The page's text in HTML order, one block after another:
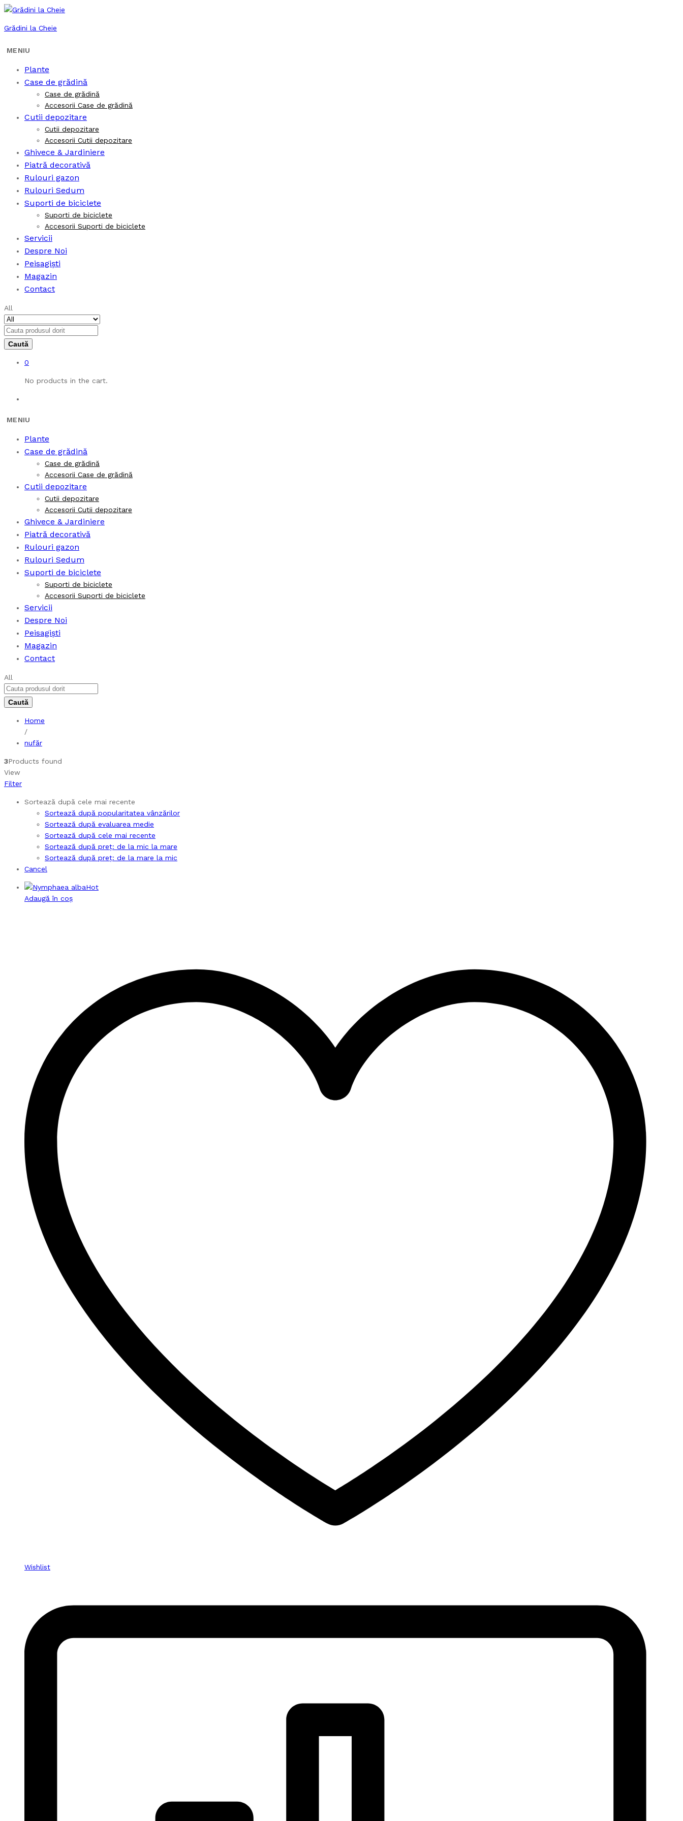
Grădini la Cheie
Plante
Case de grădină
Case de grădină
Accesorii Case de grădină
Cutii depozitare
Cutii depozitare
Accesorii Cutii depozitare
Ghivece & Jardiniere
Piatră decorativă
Rulouri gazon
Rulouri Sedum
Suporti de biciclete
Suporti de biciclete
Accesorii Suporti de biciclete
Servicii
Despre Noi
Peisagiști
Magazin
Contact
All
0
No products in the cart.
Plante
Case de grădină
Case de grădină
Accesorii Case de grădină
Cutii depozitare
Cutii depozitare
Accesorii Cutii depozitare
Ghivece & Jardiniere
Piatră decorativă
Rulouri gazon
Rulouri Sedum
Suporti de biciclete
Suporti de biciclete
Accesorii Suporti de biciclete
Servicii
Despre Noi
Peisagiști
Magazin
Contact
All
Home
/
nufăr
3Products found
View
Filter
Sortează după cele mai recente
Sortează după popularitatea vânzărilor
Sortează după evaluarea medie
Sortează după cele mai recente
Sortează după preț: de la mic la mare
Sortează după preț: de la mare la mic
Cancel
Hot
Adaugă în coș
Wishlist